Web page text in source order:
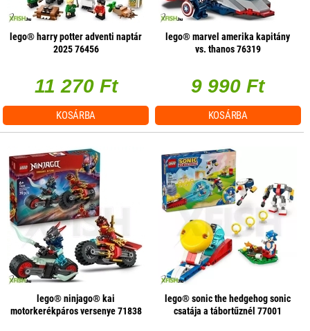
lego® harry potter adventi naptár
2025 76456
11 270 Ft
KOSÁRBA
lego® marvel amerika kapitány
vs. thanos 76319
9 990 Ft
KOSÁRBA
lego® ninjago® kai
motorkerékpáros versenye 71838
lego® sonic the hedgehog sonic
csatája a tábortűznél 77001